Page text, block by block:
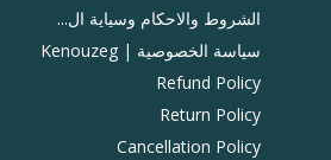
الشروط والاحكام وسياية ال...
سياسة الخصوصية | Kenouzeg
Refund Policy
Return Policy
Cancellation Policy